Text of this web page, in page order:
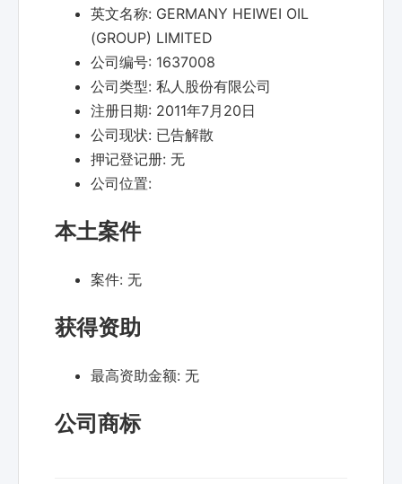
英文名称: GERMANY HEIWEI OIL
(GROUP) LIMITED
公司编号: 1637008
公司类型: 私人股份有限公司
注册日期: 2011年7月20日
公司现状: 已告解散
押记登记册: 无
公司位置:
本土案件
案件: 无
获得资助
最高资助金额: 无
公司商标